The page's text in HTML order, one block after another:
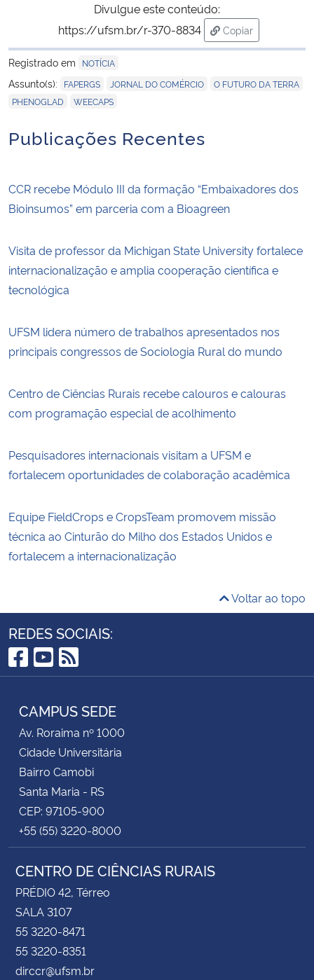
Divulgue este conteúdo:
https://ufsm.br/r-370-8834
Copiar
para área de
Registrado em
NOTÍCIA
Assunto(s): FAPERGS JORNAL DO COMÉRCIO O FUTURO DA TERRA
PHENOGLAD WEECAPS
Publicações Recentes
CCR recebe Módulo III da formação “Embaixadores dos
Bioinsumos” em parceria com a Bioagreen
Visita de professor da Michigan State University fortalece
internacionalização e amplia cooperação científica e
tecnológica
UFSM lidera número de trabalhos apresentados nos
principais congressos de Sociologia Rural do mundo
Centro de Ciências Rurais recebe calouros e calouras
com programação especial de acolhimento
Pesquisadores internacionais visitam a UFSM e
fortalecem oportunidades de colaboração acadêmica
Equipe FieldCrops e CropsTeam promovem missão
técnica ao Cinturão do Milho dos Estados Unidos e
fortalecem a internacionalização
Voltar ao topo
REDES SOCIAIS:
Facebook
YouTube
RSS
CAMPUS SEDE
Av. Roraima nº 1000
Cidade Universitária
Bairro Camobi
Santa Maria - RS
CEP: 97105-900
+55 (55) 3220-8000
CENTRO DE CIÊNCIAS RURAIS
PRÉDIO 42, Térreo
SALA 3107
55 3220-8471
55 3220-8351
dirccr@ufsm.br